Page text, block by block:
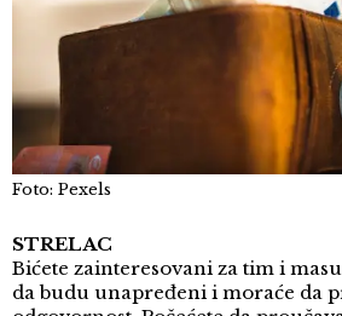
Foto: Pexels
STRELAC
Bićete zainteresovani za tim i
da budu unapređeni i moraće da